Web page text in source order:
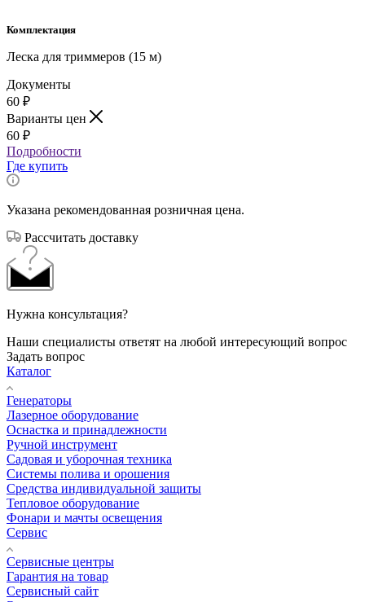
Комплектация
Леска для триммеров (15 м)
Документы
60 ₽
Варианты цен
60 ₽
Подробности
Где купить
Указана рекомендованная розничная цена.
Рассчитать доставку
Нужна консультация?
Наши специалисты ответят на любой интересующий вопрос
Задать вопрос
Каталог
Генераторы
Лазерное оборудование
Оснастка и принадлежности
Ручной инструмент
Садовая и уборочная техника
Системы полива и орошения
Средства индивидуальной защиты
Тепловое оборудование
Фонари и мачты освещения
Сервис
Сервисные центры
Гарантия на товар
Сервисный сайт